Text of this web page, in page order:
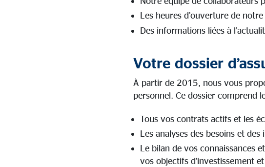
Les heures d’ouverture de
Des informations liées à
Votre dossier
À partir de 2015, nous vous
personnel. Ce dossier comprend
Tous vos contrats actifs et les
Les analyses des besoins et
Le bilan de vos connaissances
vos objectifs d’investissement